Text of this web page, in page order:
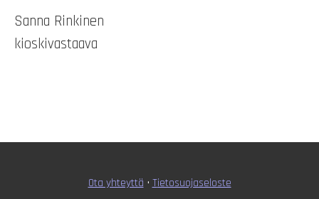
Sanna Rinkinen
kioskivastaava
Ota yhteyttä • Tietosuojaseloste